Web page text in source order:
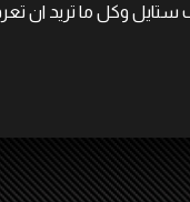
ستايل وكل ما تريد